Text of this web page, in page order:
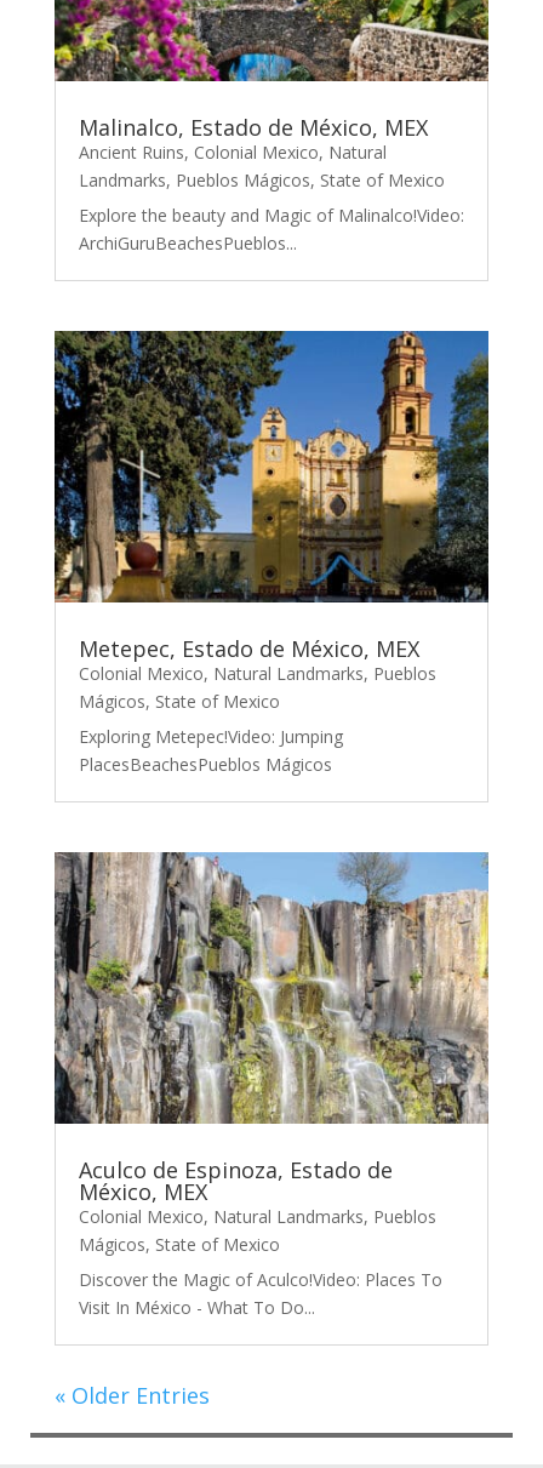
Malinalco, Estado de México, MEX
Ancient Ruins, Colonial Mexico, Natural
Landmarks, Pueblos Mágicos, State of Mexico
Explore the beauty and Magic of Malinalco!Video:
ArchiGuruBeachesPueblos...
Metepec, Estado de México, MEX
Colonial Mexico, Natural Landmarks, Pueblos
Mágicos, State of Mexico
Exploring Metepec!Video: Jumping
PlacesBeachesPueblos Mágicos
Aculco de Espinoza, Estado de
México, MEX
Colonial Mexico, Natural Landmarks, Pueblos
Mágicos, State of Mexico
Discover the Magic of Aculco!Video: Places To
Visit In México - What To Do...
« Older Entries